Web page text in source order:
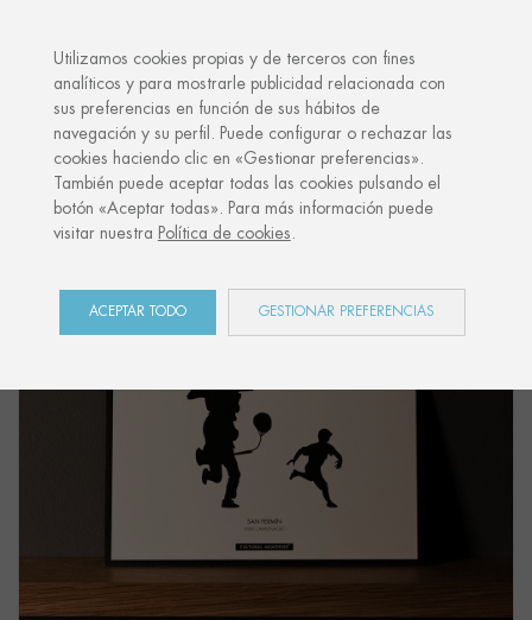
Shop San Fermín Postal "KILIKI CARAVINAGRE NIÑO"
Utilizamos cookies propias y de terceros con fines
analíticos y para mostrarle publicidad relacionada con
sus preferencias en función de sus hábitos de
navegación y su perfil. Puede configurar o rechazar las
cookies haciendo clic en «Gestionar preferencias».
También puede aceptar todas las cookies pulsando el
botón «Aceptar todas». Para más información puede
visitar nuestra Política de cookies.
ACEPTAR TODO GESTIONAR PREFERENCIAS